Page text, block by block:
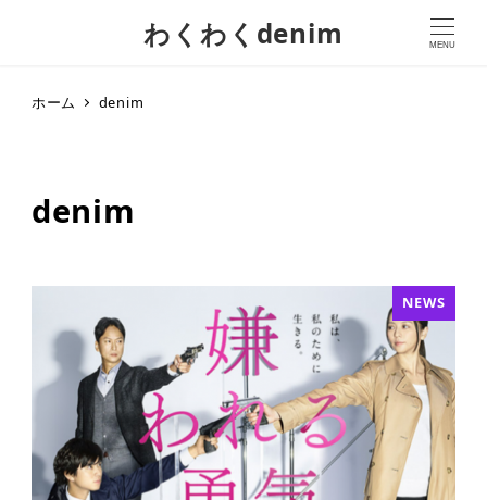
わくわくdenim MENU
ホーム denim
denim
NEWS